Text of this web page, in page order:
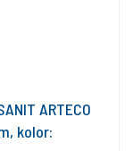
ARTECO
kolor: